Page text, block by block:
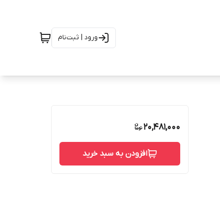
ورود | ثبت‌نام
20,481,000
افزودن به سبد خرید